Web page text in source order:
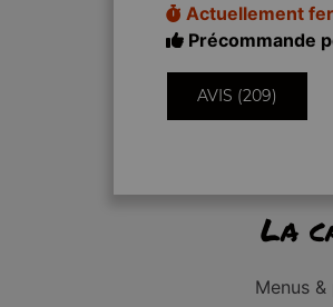
Actuellement
Précommande
AVIS (209)
La
Menus &